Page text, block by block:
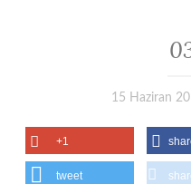
15 Haziran
+1
tweet